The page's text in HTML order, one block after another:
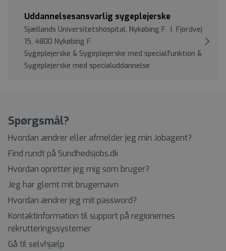
Uddannelsesansvarlig sygeplejerske
Sjællands Universitetshospital, Nykøbing F. | Fjordvej
15, 4800 Nykøbing F
Sygeplejerske & Sygeplejerske med specialfunktion &
Sygeplejerske med specialuddannelse
Spørgsmål?
Hvordan ændrer eller afmelder jeg min Jobagent?
Find rundt på Sundhedsjobs.dk
Hvordan opretter jeg mig som bruger?
Jeg har glemt mit brugernavn
Hvordan ændrer jeg mit password?
Kontaktinformation til support på regionernes
rekrutteringssystemer
Gå til selvhjælp